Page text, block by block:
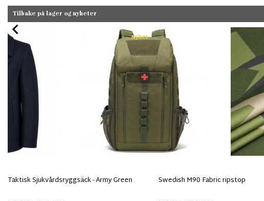
Tilbake på lager og nyheter
Nyhet
Taktisk Sjukvårdsryggsäck - Army Green Swedish M90 Fabric ripstop